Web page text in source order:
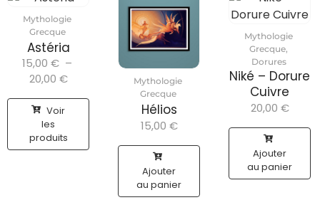
Mythologie
Grecque
Astéria
15,00 € –
20,00 €
Voir
les
produits
Mythologie
Grecque
Hélios
15,00 €
Ajouter
au panier
Mythologie
Grecque,
Dorures
Niké – Dorure
Cuivre
20,00 €
Ajouter
au panier